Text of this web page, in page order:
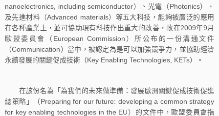
nanoelectronics, including semiconductor）、光電（Photonics）、
及先進材料（Advanced materials）等五大科技，能夠被廣泛的應用
在各種產業上，並可協助現有科技作出重大的改善，故在2009年9月
歐盟委員會（European Commission）所公布的一份溝通文件
（Communication）當中，被認定為是可以加強競爭力，並協助經濟
永續發展的關鍵促成技術（Key Enabling Technologies, KETs）。
在該份名為「為我們的未來做準備：發展歐洲關鍵促成技術促進
總策略」（Preparing for our future: developing a common strategy
for key enabling technologies in the EU）的文件中，歐盟委員會指